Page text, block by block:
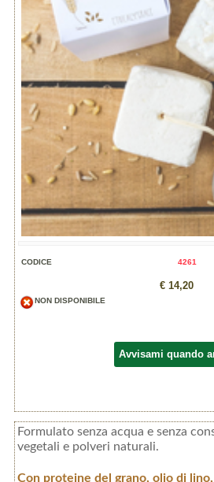
CODICE 4261
€ 14,20
NON DISPONIBILE
Avvisami quando
Formulato senza acqua e senza
vegetali e polveri naturali.
Con proteine del grano, olio di